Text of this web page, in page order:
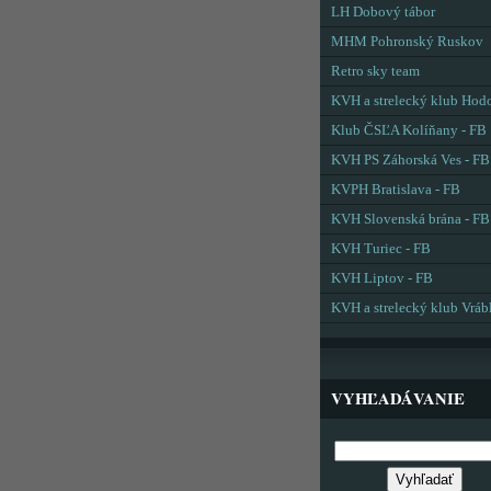
LH Dobový tábor
MHM Pohronský Ruskov
Retro sky team
KVH a strelecký klub
Klub ČSĽA Kolíňany - FB
KVH PS Záhorská Ves - FB
KVPH Bratislava - FB
KVH Slovenská brána - FB
KVH Turiec - FB
KVH Liptov - FB
KVH a strelecký klub
VYHĽADÁVANIE